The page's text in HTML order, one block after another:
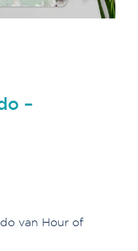
–
van Hour of